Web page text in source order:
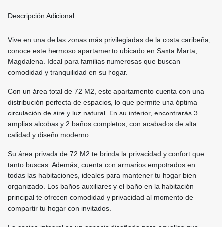
Descripción Adicional :
Vive en una de las zonas más privilegiadas de la costa caribeña,
conoce este hermoso apartamento ubicado en Santa Marta,
Magdalena. Ideal para familias numerosas que buscan
comodidad y tranquilidad en su hogar.
Con un área total de 72 M2, este apartamento cuenta con una
distribución perfecta de espacios, lo que permite una óptima
circulación de aire y luz natural. En su interior, encontrarás 3
amplias alcobas y 2 baños completos, con acabados de alta
calidad y diseño moderno.
Su área privada de 72 M2 te brinda la privacidad y confort que
tanto buscas. Además, cuenta con armarios empotrados en
todas las habitaciones, ideales para mantener tu hogar bien
organizado. Los baños auxiliares y el baño en la habitación
principal te ofrecen comodidad y privacidad al momento de
compartir tu hogar con invitados.